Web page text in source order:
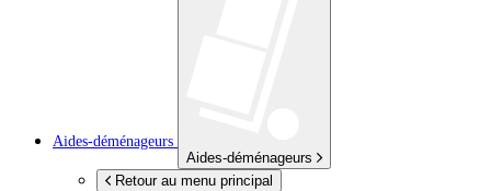
Aides-déménageurs
Aides-déménageurs
Retour au menu principal